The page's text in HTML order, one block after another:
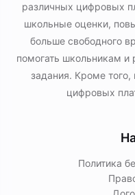
различных цифровых
школьные оценки,
больше свободного
помогать школьникам
задания. Кроме
цифровых
Политика